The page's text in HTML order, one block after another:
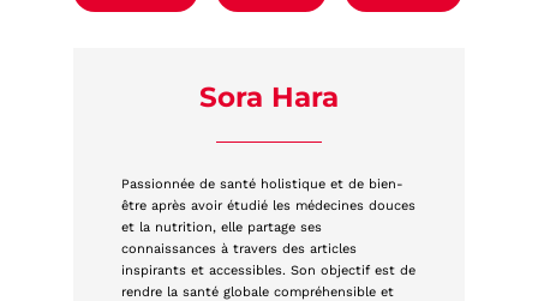
Sora Hara
Passionnée de santé holistique et de bien-
être après avoir étudié les médecines douces
et la nutrition, elle partage ses
connaissances à travers des articles
inspirants et accessibles. Son objectif est de
rendre la santé globale compréhensible et